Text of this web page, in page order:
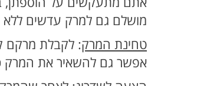
מושלם גם למרק עדשים ללא
טחינת המרק: לקבלת מרקם
אפשר גם להשאיר את המרק